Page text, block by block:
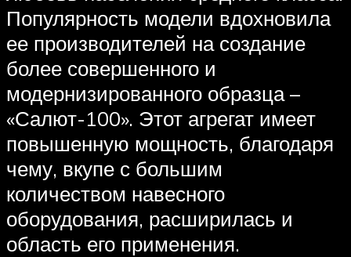
Популярность модели вдохновила
ее производителей на создание
более совершенного и
модернизированного образца –
«Салют-100». Этот агрегат имеет
повышенную мощность, благодаря
чему, вкупе с большим
количеством навесного
оборудования, расширилась и
область его применения.